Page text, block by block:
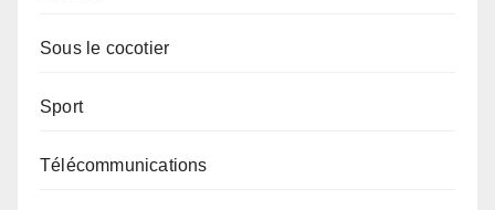
Sous le cocotier
Sport
Télécommunications